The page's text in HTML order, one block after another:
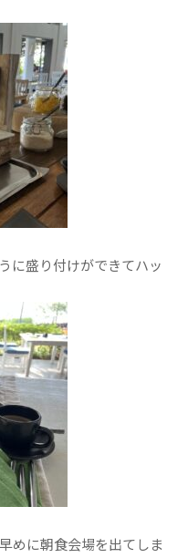
に盛り付けができてハッ
めに朝食会場を出てしま